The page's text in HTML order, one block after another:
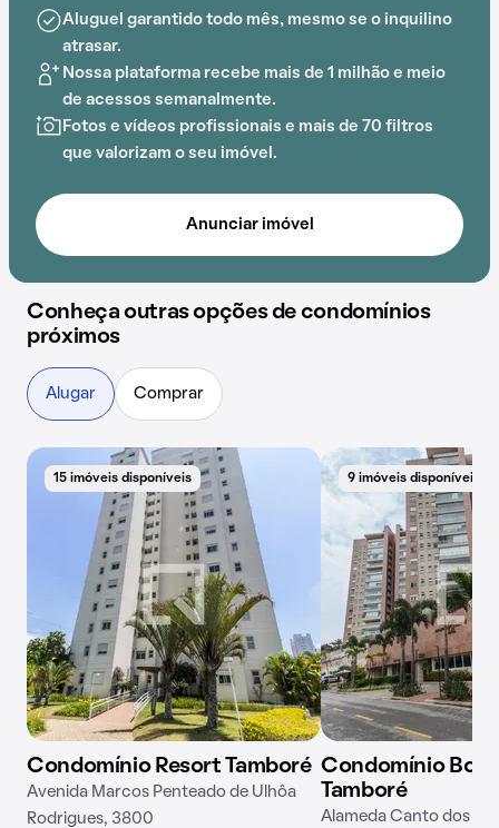
playground, salão de jogos e brinquedoteca, o
Condomínio Tamboré 07 Exclusive Houses é
preparado para atender às necessidades dos
moradores que buscam lazer e conforto em um só
lugar.
e A+ Medicina Diagnóstica acrescenta praticidade e
comodidade na rotina dos que residem no local.
Aluguel garantido todo mês, mesmo se o inquilino
atrasar.
Nossa plataforma recebe mais de 1 milhão e meio
de acessos semanalmente.
Fotos e vídeos profissionais e mais de 70 filtros
que valorizam o seu imóvel.
Anunciar imóvel
Conheça outras opções de condomínios
próximos
Alugar Comprar
15 imóveis disponíveis
Condomínio Resort Tamboré
Avenida Marcos Penteado de Ulhôa
Rodrigues, 3800
9 imóveis disponíveis
Condomínio
Tamboré
Alameda Canto dos